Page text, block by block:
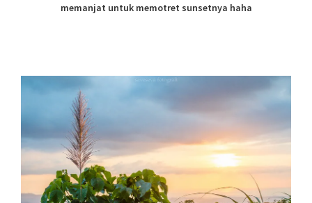
memanjat untuk memotret sunsetnya haha